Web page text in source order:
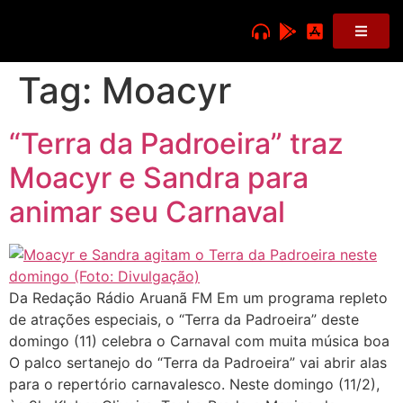
Tag: Moacyr
“Terra da Padroeira” traz
Moacyr e Sandra para
animar seu Carnaval
Da Redação Rádio Aruanã FM Em um programa repleto
de atrações especiais, o “Terra da Padroeira” deste
domingo (11) celebra o Carnaval com muita música boa
O palco sertanejo do “Terra da Padroeira” vai abrir alas
para o repertório carnavalesco. Neste domingo (11/2),